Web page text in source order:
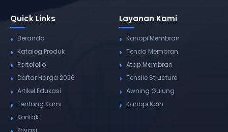
Quick Links
Beranda
Katalog Produk
Portofolio
Daftar Harga 2026
Artikel Edukasi
Tentang Kami
Kontak
Privasi
Layanan Kami
Kanopi Membran
Tenda Membran
Atap Membran
Tensile Structure
Awning Gulung
Kanopi Kain